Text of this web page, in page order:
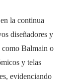
la continua
diseñadores y
como Balmain o
y telas
evidenciando